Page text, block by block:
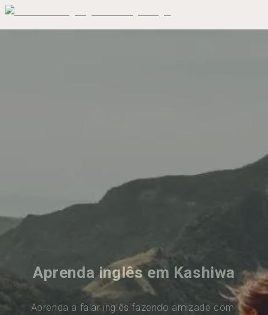
Aprenda inglês em Kashiwa
Aprenda a falar inglês fazendo amizade com